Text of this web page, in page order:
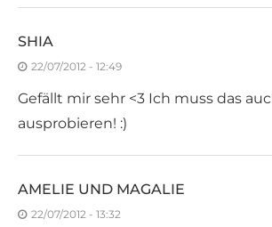
SHIA
22/07/2012 - 12:49
Gefällt mir sehr <3 Ich muss das
ausprobieren! :)
AMELIE UND MAGALIE
22/07/2012 - 13:32